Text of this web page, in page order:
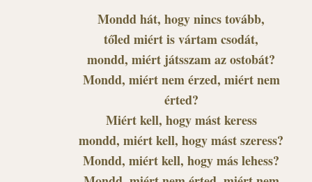
Mondd hát, hogy nincs tovább,
tőled miért is vártam csodát,
mondd, miért játsszam az ostobát?
Mondd, miért nem érzed, miért nem
érted?
Miért kell, hogy mást keress
mondd, miért kell, hogy mást szeress?
Mondd, miért kell, hogy más lehess?